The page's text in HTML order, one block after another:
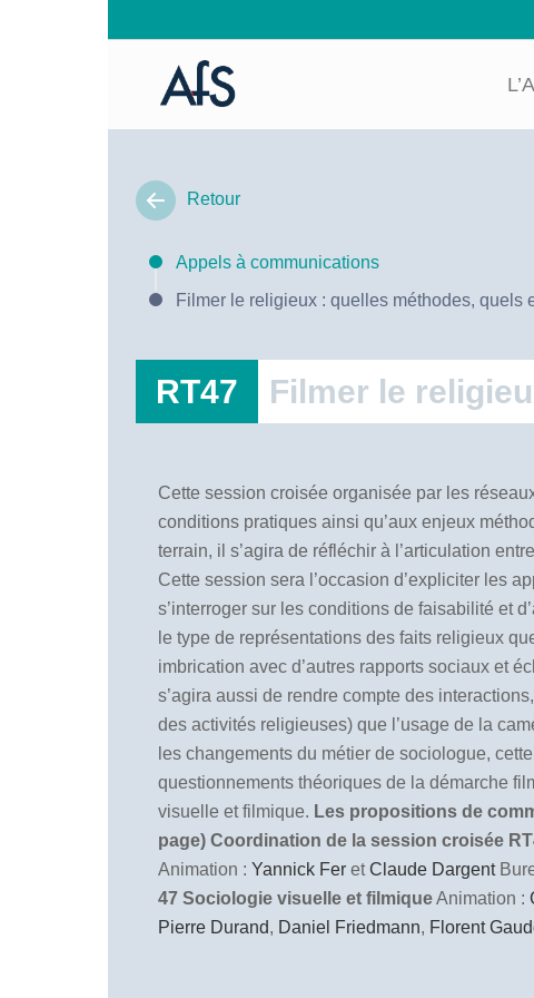
Retour
Appels à communications
Filmer le religieux : quelles méthodes, quels
RT47 Filmer le
Cette session croisée organisée par les
conditions pratiques ainsi qu’aux enjeux
terrain, il s’agira de réfléchir à l’articulation
Cette session sera l’occasion d’expliciter les
s’interroger sur les conditions de faisabilité et
le type de représentations des faits religieux
imbrication avec d’autres rapports sociaux et
s’agira aussi de rendre compte des
des activités religieuses) que l’usage de la
les changements du métier de sociologue,
questionnements théoriques de la démarche
visuelle et filmique. Les propositions de
page) Coordination de la session croisée
Animation : Yannick Fer etClaude Dargent
47 Sociologie visuelle et filmiqueAnimation :
Pierre Durand, Daniel Friedmann, Florent